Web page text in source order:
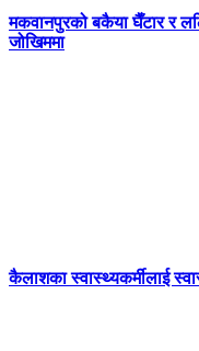
मकवानपुरको बकैया घैँटार र
जोखिममा
कैलाशका स्वास्थ्यकर्मीलाई